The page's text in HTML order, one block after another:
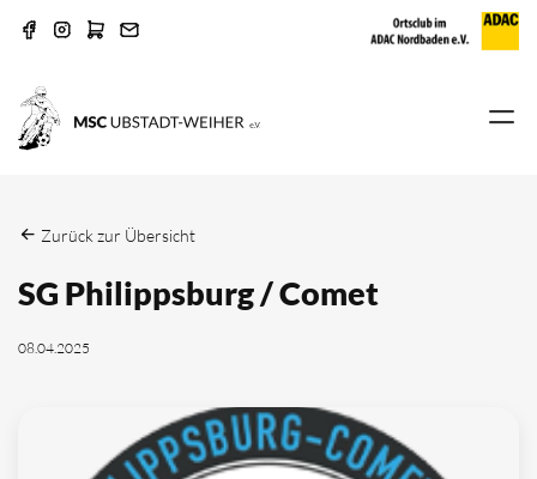
Zurück zur Übersicht
SG Philippsburg / Comet
08.04.2025